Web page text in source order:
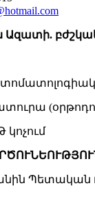
Ազատի. բ
կոչում
Պետական